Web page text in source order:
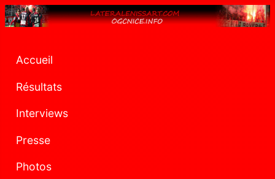
Accueil
Résultats
Interviews
Presse
Photos